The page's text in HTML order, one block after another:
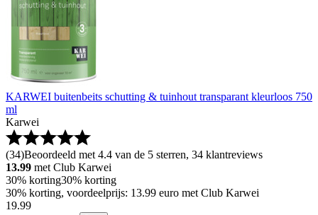
KARWEI buitenbeits schutting & tuinhout transparant kleurloos 750
ml
Karwei
(34)Beoordeeld met 4.4 van de 5 sterren, 34 klantreviews
13.99 met Club Karwei
30% korting30% korting
30% korting, voordeelprijs: 13.99 euro met Club Karwei
19.99